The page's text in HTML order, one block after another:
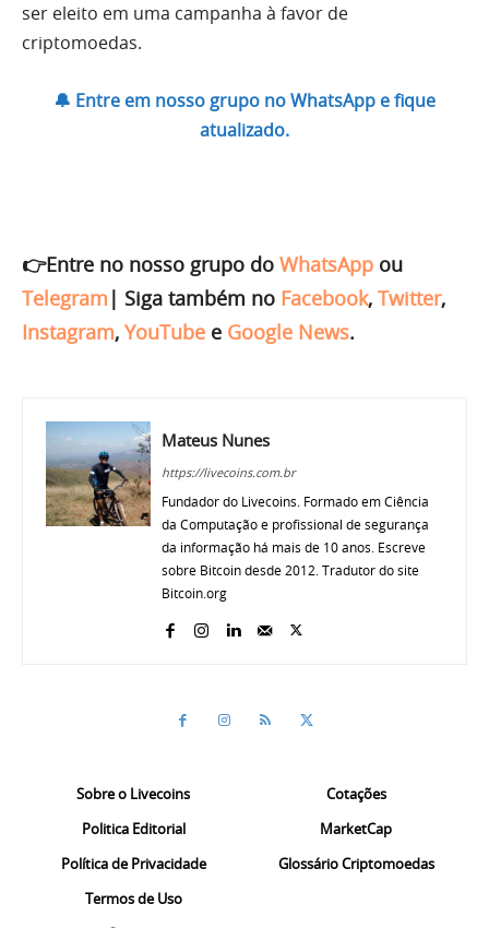
ser eleito em uma campanha à favor de
criptomoedas.
🔔 Entre em nosso grupo no WhatsApp e fique
atualizado.
👉Entre no nosso grupo do WhatsApp ou
Telegram | Siga também no Facebook, Twitter,
Instagram, YouTube e Google News.
Mateus Nunes
https://livecoins.com.br
Fundador do Livecoins. Formado em Ciência
da Computação e profissional de segurança
da informação há mais de 10 anos. Escreve
sobre Bitcoin desde 2012. Tradutor do site
Bitcoin.org
Sobre o Livecoins
Politica Editorial
Política de Privacidade
Termos de Uso
Cotações
MarketCap
Glossário Criptomoedas